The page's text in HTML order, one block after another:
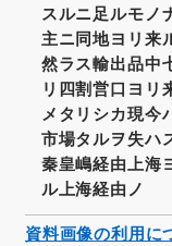
スルニ足ルモノ
主ニ同地ヨリ来
然ラス輸出品中
リ四割営口ヨリ
メタリシカ現今
市場タルヲ失ハ
秦皇嶋経由上海
ル上海経由ノ
資料画像の利用に